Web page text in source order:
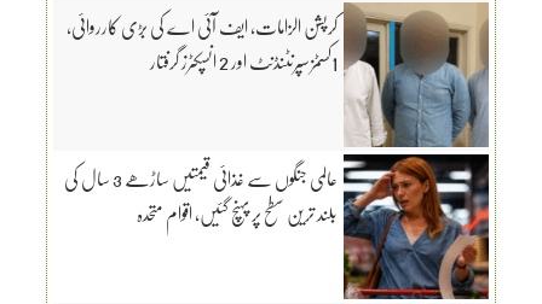
کرپشن الزامات، ایف آئی اے کی بڑی کارروائی،
1کسٹمز سپرنٹنڈنٹ اور 2 انسپکٹرز گرفتار
عالمی جنگوں سے غذائی قیمتیں ساڑھے 3 سال کی
بلند ترین سطح پر پہنچ گئیں، اقوام متحدہ